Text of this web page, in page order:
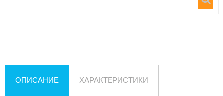
ОПИСАНИЕ ХАРАКТЕРИСТИКИ